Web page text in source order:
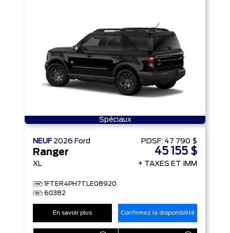
Spéciaux
NEUF 2026 Ford
Ranger
XL
1FTER4PH7TLE08920
60382
PDSF: 47 790 $
45 155 $
+ TAXES ET IMM
En savoir plus Confirmez la disponibilité